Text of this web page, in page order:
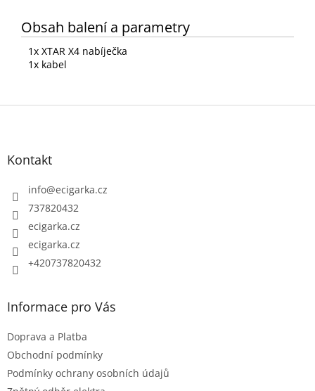
Obsah balení a parametry
1x XTAR X4 nabíječka
1x kabel
Kontakt
info@ecigarka.cz
737820432
ecigarka.cz
ecigarka.cz
+420737820432
Informace pro Vás
Doprava a Platba
Obchodní podmínky
Podmínky ochrany osobních údajů